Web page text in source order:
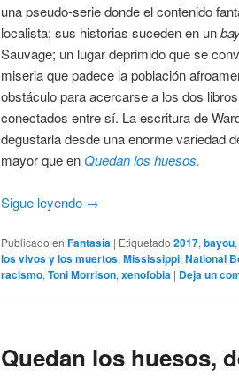
una pseudo-serie donde el contenido
localista; sus historias suceden en un
Sauvage; un lugar deprimido que se
miseria que padece la población
obstáculo para acercarse a los dos
conectados entre sí. La escritura de
degustarla desde una enorme variedad
mayor que enQuedan los huesos.
Sigue leyendo →
Publicado en Fantasía | Etiquetado 2017,bayou,
los vivos y los muertos,Mississippi,National
racismo,Toni Morrison,xenofobia | Deja un
Quedan los huesos,